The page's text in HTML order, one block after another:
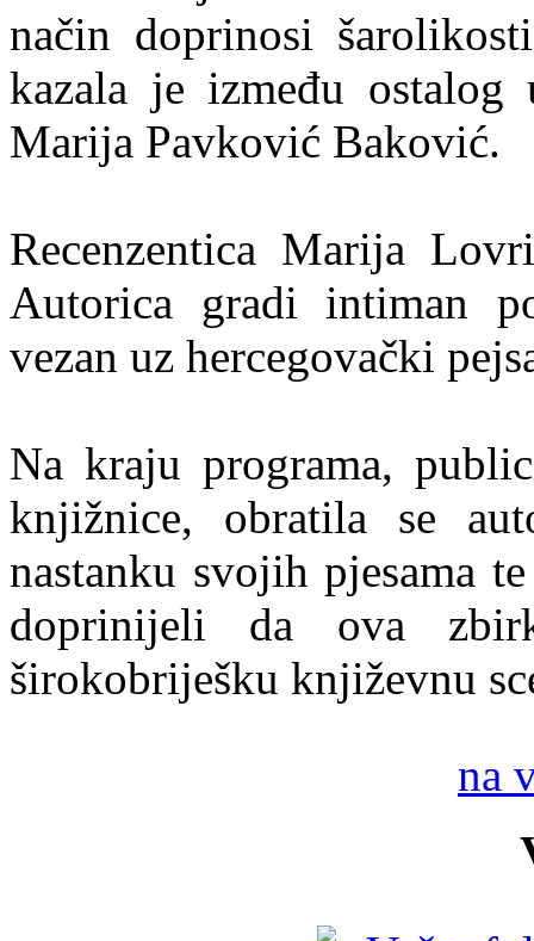
način doprinosi
kazala je između ostalog
Marija Pavković Baković.
Recenzentica Marija
Autorica gradi intiman
vezan uz hercegovački
Na kraju programa,
knjižnice, obratila se
nastanku svojih pjesama
doprinijeli da ova
širokobriješku književnu
na